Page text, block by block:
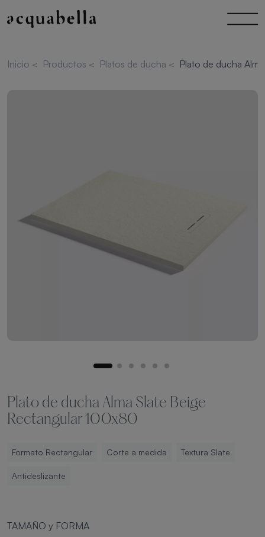
Inicio < Productos < Platos de ducha < Plato de ducha
Plato de ducha Alma Slate Beige
Rectangular 100x80
Formato Rectangular Corte a medida Textura Slate
Antideslizante
TAMAÑO y FORMA